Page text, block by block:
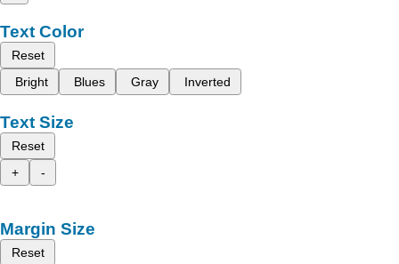
Text Color
Reset
Bright
Blues Gray Inverted
Text Size
Reset
+
-
Margin Size
Reset